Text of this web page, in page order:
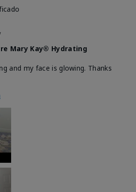
Mary Kay® Hydrating
and my face is glowing. Thanks